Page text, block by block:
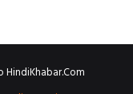
HindiKhabar.Com